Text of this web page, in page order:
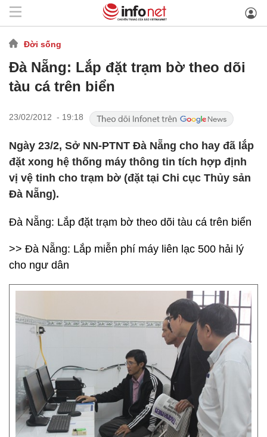
Đời sống
Đà Nẵng: Lắp đặt trạm bờ theo dõi
tàu cá trên biển
23/02/2012 - 19:18
Ngày 23/2, Sở NN-PTNT Đà Nẵng cho hay đã lắp
đặt xong hệ thống máy thông tin tích hợp định
vị vệ tinh cho trạm bờ (đặt tại Chi cục Thủy sản
Đà Nẵng).
Đà Nẵng: Lắp đặt trạm bờ theo dõi tàu cá trên biển
>> Đà Nẵng: Lắp miễn phí máy liên lạc 500 hải lý
cho ngư dân